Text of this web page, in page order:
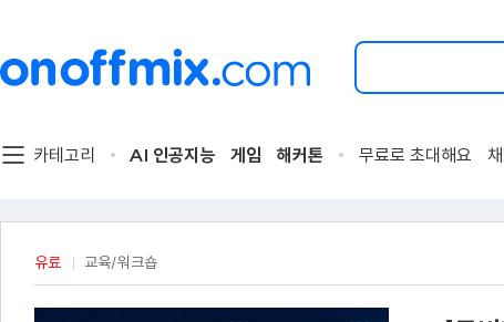
검
할
트
를
해
요.
카테고리 AI 인공지능 게임 해커톤 무료로 초대해요
유료 교육/워크숍